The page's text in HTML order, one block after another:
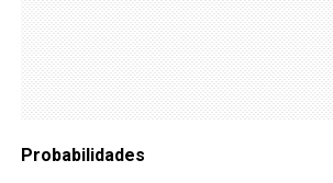
Probabilidades